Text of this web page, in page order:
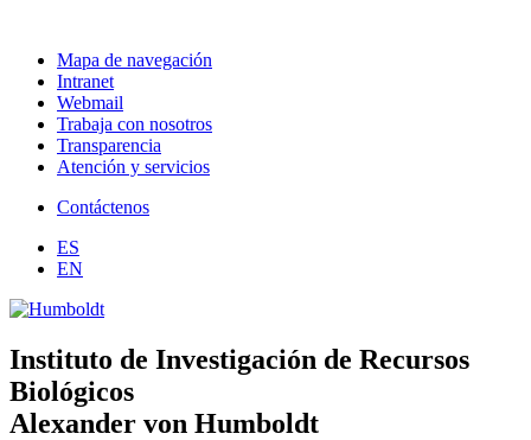
Mapa de navegación
Intranet
Webmail
Trabaja con nosotros
Transparencia
Atención y servicios
Contáctenos
ES
EN
Instituto de Investigación de Recursos
Biológicos
Alexander von Humboldt